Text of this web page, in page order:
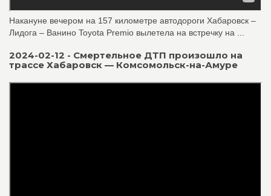
Накануне вечером на 157 километре автодороги Хабаровск –
Лидога – Ванино Toyota Premio вылетела на встречку на ...
2024-02-12 - Смертельное ДТП произошло на
трассе Хабаровск — Комсомольск-на-Амуре